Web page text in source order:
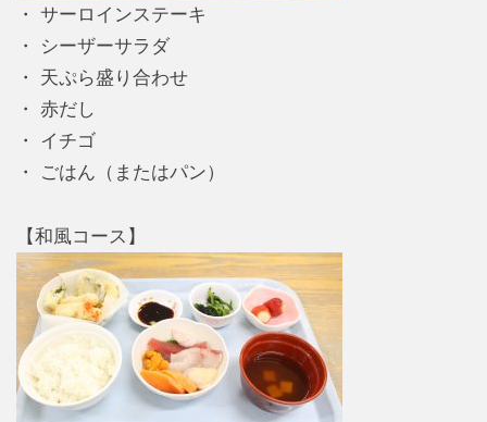
・ サーロインステーキ
・ シーザーサラダ
・ 天ぷら盛り合わせ
・ 赤だし
・ イチゴ
・ ごはん（またはパン）
【和風コース】